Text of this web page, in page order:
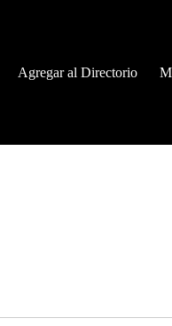
Agregar al Directorio